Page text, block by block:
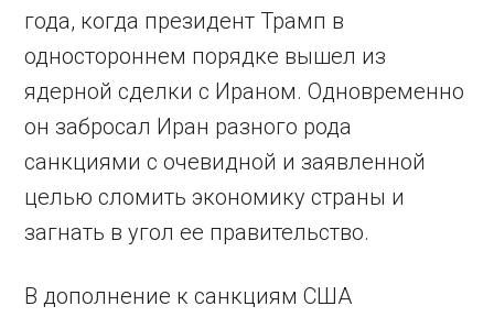
года, когда президент Трамп в
одностороннем порядке вышел из
ядерной сделки с Ираном. Одновременно
он забросал Иран разного рода
санкциями с очевидной и заявленной
целью сломить экономику страны и
загнать в угол ее правительство.
В дополнение к санкциям США